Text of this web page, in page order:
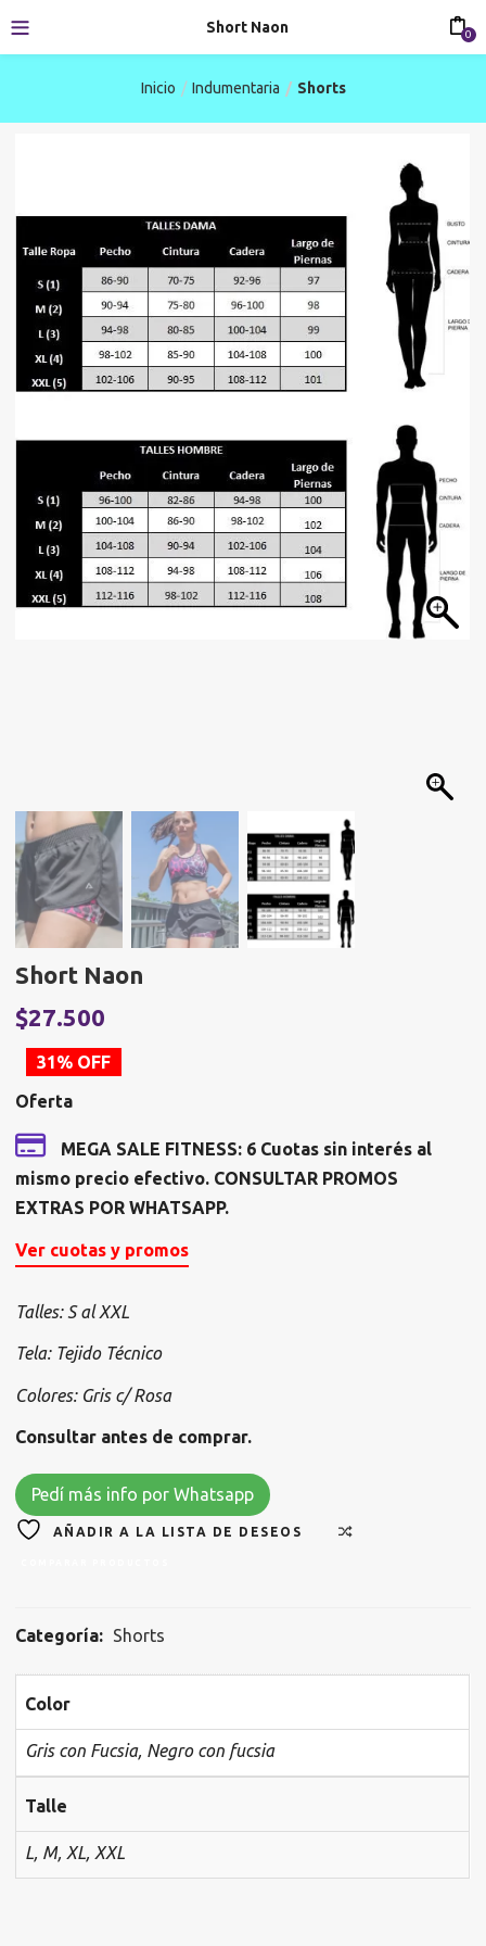
Short Naon 0
Inicio Indumentaria Shorts
Short Naon
El
precio
original
era:
$39.875.
$27.500
31% OFF
Oferta
MEGA SALE FITNESS: 6 Cuotas sin interés al
mismo precio efectivo. CONSULTAR PROMOS
EXTRAS POR WHATSAPP.
Ver cuotas y promos
Talles: S al XXL
Tela: Tejido Técnico
Colores: Gris c/ Rosa
Consultar antes de comprar.
Pedí más info por Whatsapp
AÑADIR A LA LISTA DE DESEOS
Categoría: Shorts
Color
Gris con Fucsia, Negro con fucsia
Talle
L, M, XL, XXL